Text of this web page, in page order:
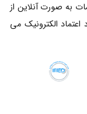
خدمات به صورت آنلاین از
الکترونیک می